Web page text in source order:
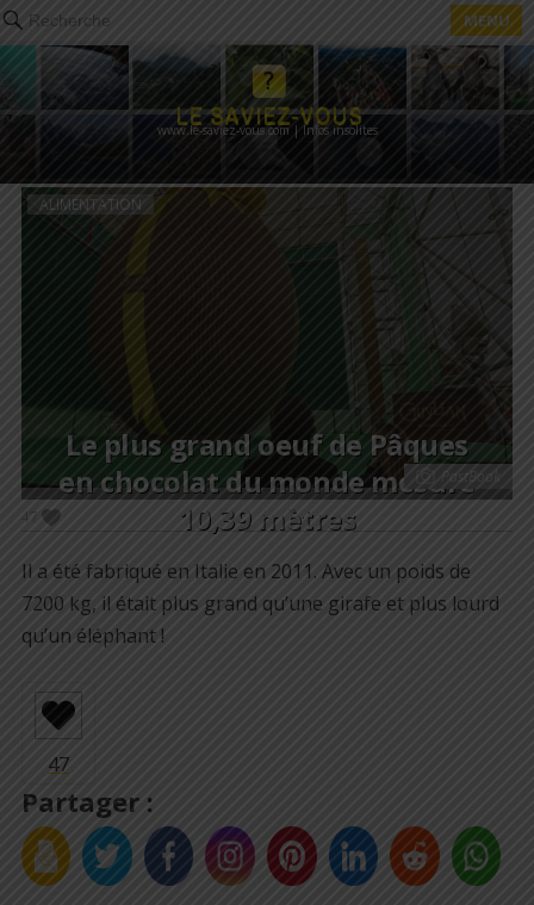
Recherche MENU
www.le-saviez-vous.com | Infos insolites
ALIMENTATION
Le plus grand oeuf de Pâques
en chocolat du monde mesure
10,39 mètres
PastBook
47
Il a été fabriqué en Italie en 2011. Avec un poids de
7200 kg, il était plus grand qu’une girafe et plus lourd
qu’un éléphant !
Partager :